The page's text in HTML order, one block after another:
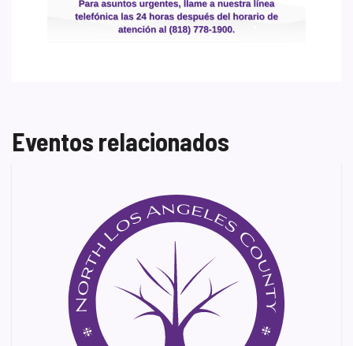
Eventos relacionados